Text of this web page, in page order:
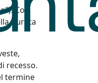
Con
durata
recesso.
termine